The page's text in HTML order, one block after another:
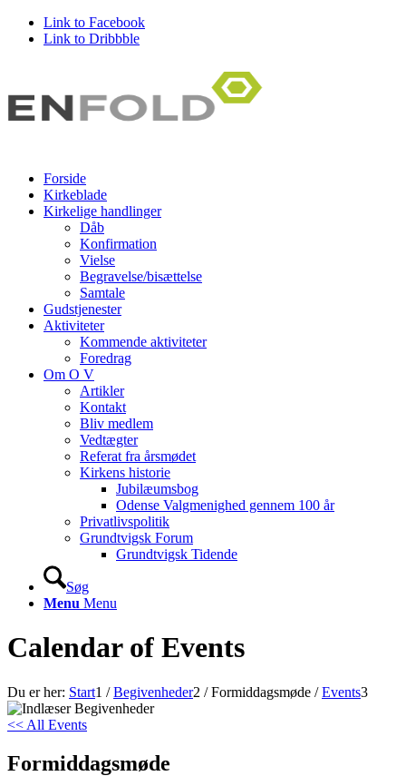
Link to Facebook
Link to Dribbble
Forside
Kirkeblade
Kirkelige handlinger
Dåb
Konfirmation
Vielse
Begravelse/bisættelse
Samtale
Gudstjenester
Aktiviteter
Kommende aktiviteter
Foredrag
Om O V
Artikler
Kontakt
Bliv medlem
Vedtægter
Referat fra årsmødet
Kirkens historie
Jubilæumsbog
Odense Valgmenighed gennem 100 år
Privatlivspolitik
Grundtvigsk Forum
Grundtvigsk Tidende
Søg
Menu Menu
Calendar of Events
Du er her: Start1 / Begivenheder2 / Formiddagsmøde / Events3
<< All Events
Formiddagsmøde